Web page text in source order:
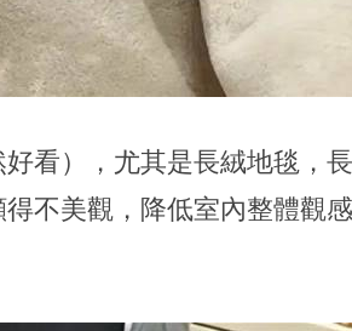
看），尤其是長絨地毯，
不美觀，降低室內整體觀感